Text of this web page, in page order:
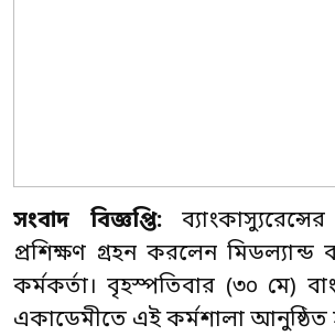
সংবাদ বিজ্ঞপ্তি:
প্রশিক্ষণ গ্রহন করলেন
কর্মকর্তা। বৃহস্পতিবার (৩০ মে)
একাডেমীতে এই কর্মশালা আনুষ্ঠিত